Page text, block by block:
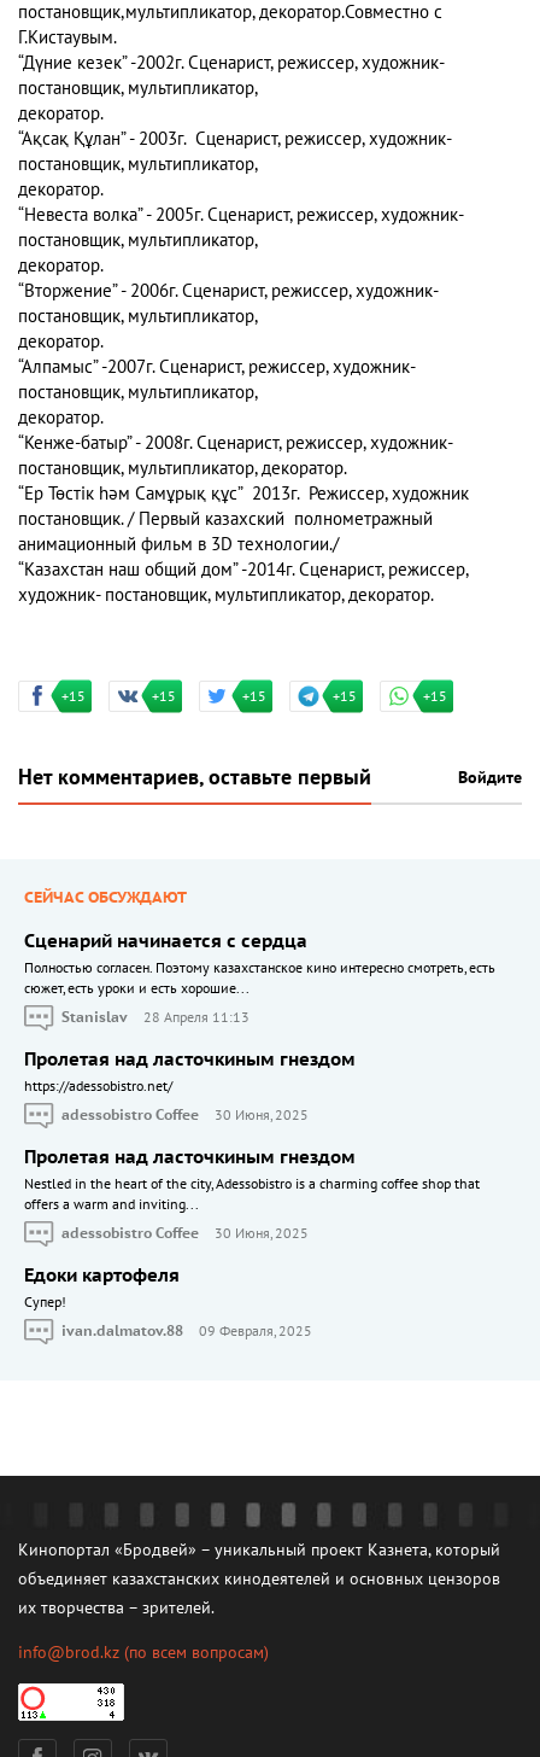
постановщик,мультипликатор, декоратор.Совместно с
Г.Кистаувым.
“Дүние кезек” -2002г. Сценарист, режиссер, художник-
постановщик, мультипликатор,
декоратор.
“Ақсақ Құлан” - 2003г. Сценарист, режиссер, художник-
постановщик, мультипликатор,
декоратор.
“Невеста волка” - 2005г. Сценарист, режиссер, художник-
постановщик, мультипликатор,
декоратор.
“Вторжение” - 2006г. Сценарист, режиссер, художник-
постановщик, мультипликатор,
декоратор.
“Алпамыс” -2007г. Сценарист, режиссер, художник-
постановщик, мультипликатор,
декоратор.
“Кенже-батыр” - 2008г. Сценарист, режиссер, художник-
постановщик, мультипликатор, декоратор.
“Ер Төстік hәм Самұрық құс” 2013г. Режиссер, художник
постановщик. / Первый казахский полнометражный
анимационный фильм в 3D технологии./
“Казахстан наш общий дом” -2014г. Сценарист, режиссер,
художник- постановщик, мультипликатор, декоратор.
+15 +15 +15 +15 +15
Нет комментариев, оставьте первый Войдите
СЕЙЧАС ОБСУЖДАЮТ
Сценарий начинается с сердца
Полностью согласен. Поэтому казахстанское кино интересно смотреть, есть
сюжет, есть уроки и есть хорошие...
Stanislav
28 Апреля 11:13
Пролетая над ласточкиным гнездом
https://adessobistro.net/
adessobistro Coffee
30 Июня, 2025
Пролетая над ласточкиным гнездом
Nestled in the heart of the city, Adessobistro is a charming coffee shop that
offers a warm and inviting...
adessobistro Coffee
30 Июня, 2025
Едоки картофеля
Cупер!
ivan.dalmatov.88
09 Февраля, 2025
Кинопортал «Бродвей» – уникальный проект Казнета, который
объединяет казахстанских кинодеятелей и основных цензоров
их творчества – зрителей.
info@brod.kz (по всем вопросам)